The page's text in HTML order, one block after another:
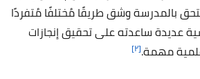
بالمدرسة وشق طريقًا مُختلفًا مُتفردًا
عديدة ساعدته على تحقيق إنجازات
مهمة.[٢]